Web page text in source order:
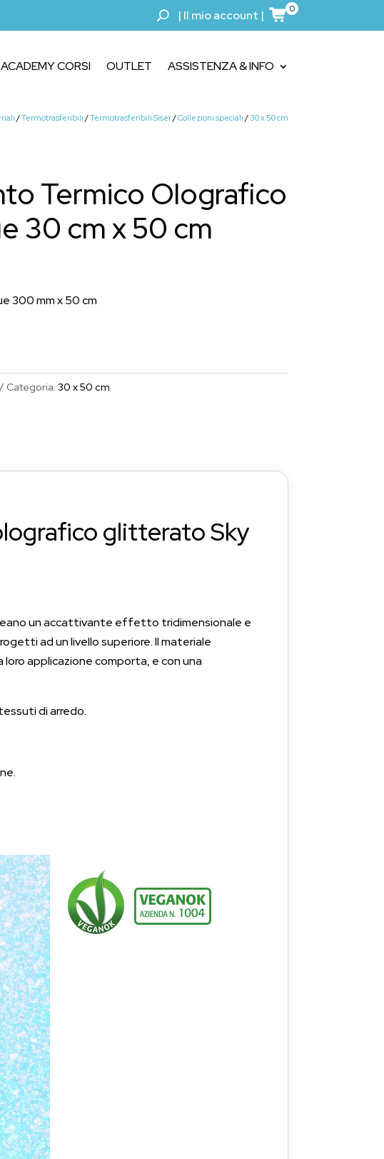
| Il mio account | 0
ACADEMY CORSI OUTLET ASSISTENZA & INFO
/Termotrasferibili /Termotrasferibili Siser/Collezioni speciali / 30 x 50 cm
Termico Olografico
30 cm x 50 cm
300 mm x 50 cm
Categoria: 30 x 50 cm
glitterato Sky
un accattivante effetto tridimensionale e
ad un livello superiore. Il materiale
applicazione comporta, e con una
di arredo.